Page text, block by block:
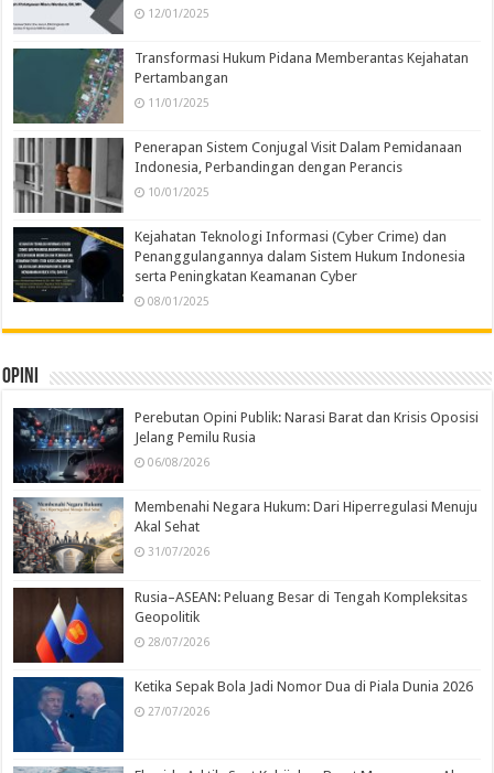
12/01/2025
Transformasi Hukum Pidana Memberantas Kejahatan
Pertambangan
11/01/2025
Penerapan Sistem Conjugal Visit Dalam Pemidanaan
Indonesia, Perbandingan dengan Perancis
10/01/2025
Kejahatan Teknologi Informasi (Cyber Crime) dan
Penanggulangannya dalam Sistem Hukum Indonesia
serta Peningkatan Keamanan Cyber
08/01/2025
Opini
Perebutan Opini Publik: Narasi Barat dan Krisis Oposisi
Jelang Pemilu Rusia
06/08/2026
Membenahi Negara Hukum: Dari Hiperregulasi Menuju
Akal Sehat
31/07/2026
Rusia–ASEAN: Peluang Besar di Tengah Kompleksitas
Geopolitik
28/07/2026
Ketika Sepak Bola Jadi Nomor Dua di Piala Dunia 2026
27/07/2026